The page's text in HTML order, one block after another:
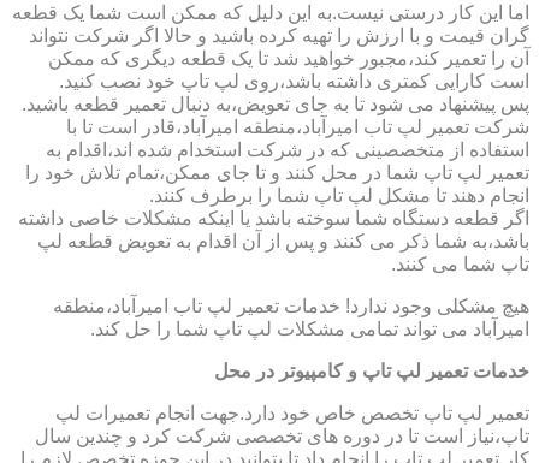
اما این کار درستی نیست.به این دلیل که ممکن است شما یک قطعه
گران قیمت و با ارزش را تهیه کرده باشید و حالا اگر شرکت نتواند
آن را تعمیر کند،مجبور خواهید شد تا یک قطعه دیگری که ممکن
است کارایی کمتری داشته باشد،روی لپ تاپ خود نصب کنید.
پس پیشنهاد می شود تا به جای تعویض،به دنبال تعمیر قطعه باشید.
شرکت تعمیر لپ تاب امیرآباد،منطقه امیرآباد،قادر است تا با
استفاده از متخصصینی که در شرکت استخدام شده اند،اقدام به
تعمیر لپ تاپ شما در محل کنند و تا جای ممکن،تمام تلاش خود را
انجام دهند تا مشکل لپ تاپ شما را برطرف کنند.
اگر قطعه دستگاه شما سوخته باشد یا اینکه مشکلات خاصی داشته
باشد،به شما ذکر می کنند و پس از آن اقدام به تعویض قطعه لپ
تاپ شما می کنند.
هیچ مشکلی وجود ندارد! خدمات تعمیر لپ تاب امیرآباد،منطقه
امیرآباد می تواند تمامی مشکلات لپ تاپ شما را حل کند.
خدمات تعمیر لپ تاپ و کامپیوتر در محل
تعمیر لپ تاپ تخصص خاص خود دارد.جهت انجام تعمیرات لپ
تاپ،نیاز است تا در دوره های تخصصی شرکت کرد و چندین سال
کار تعمیر لپ تاپ را انجام داد تا بتوانید در این حوزه تخصص لازم را